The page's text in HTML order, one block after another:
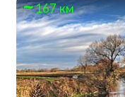
167 км